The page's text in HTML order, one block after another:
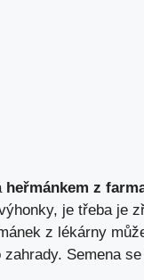
heřmánkem z
je třeba je
z lékárny
zahrady. Semena